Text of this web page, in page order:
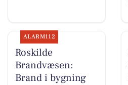
ALARM112
Roskilde
Brandvæsen:
Brand i bygning